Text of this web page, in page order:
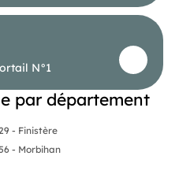
N°1
par département
- Finistère
- Morbihan